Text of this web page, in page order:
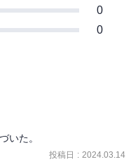
0
0
投稿日 : 2024.03.14